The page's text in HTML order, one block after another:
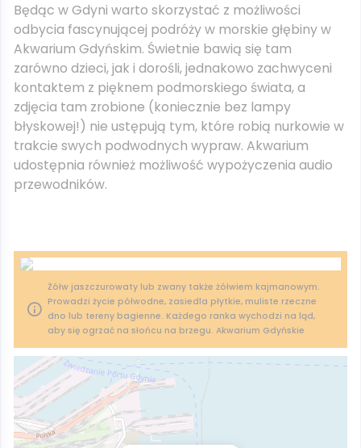
Będąc w Gdyni warto skorzystać z możliwości
odbycia fascynującej podróży w morskie głębiny w
Akwarium Gdyńskim. Świetnie bawią się tam
zarówno dzieci, jak i dorośli, jednakowo zachwyceni
kontaktem z pięknem podmorskiego świata, a
zdjęcia tam zrobione (koniecznie bez lampy
błyskowej!) nie ustępują tym, które robią nurkowie w
trakcie swych podwodnych wypraw. Akwarium
udostępnia również możliwość wypożyczenia audio
przewodników.
Żółw jaszczurowaty lub zwany także żółwiem kajmanowym.
Prowadzi życie półwodne, zasiedla płytkie, muliste rzeczne
dno lub tereny bagienne. Każdego ranka wychodzi na ląd,
aby się ogrzać na słońcu na brzegu. Akwarium Gdyńskie